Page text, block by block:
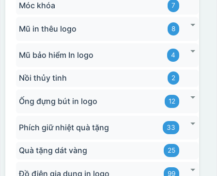
Móc khóa 7
Mũ in thêu logo 8
Mũ bảo hiểm In logo 4
Nồi thủy tinh 2
Ống đựng bút in logo 12
Phích giữ nhiệt quà tặng 33
Quà tặng dát vàng 25
Đồ điện gia dụng in logo 99